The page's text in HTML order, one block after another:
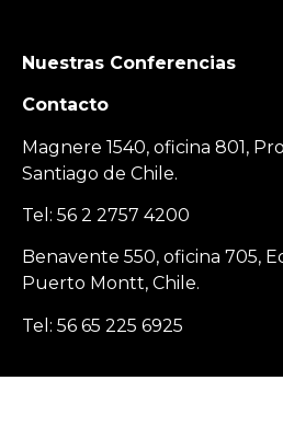
Nuestras Conferencias
Contacto
Magnere 1540, oficina 801,
Santiago de Chile.
Tel: 56 2 2757 4200
Benavente 550, oficina 705,
Puerto Montt, Chile.
Tel: 56 65 225 6925